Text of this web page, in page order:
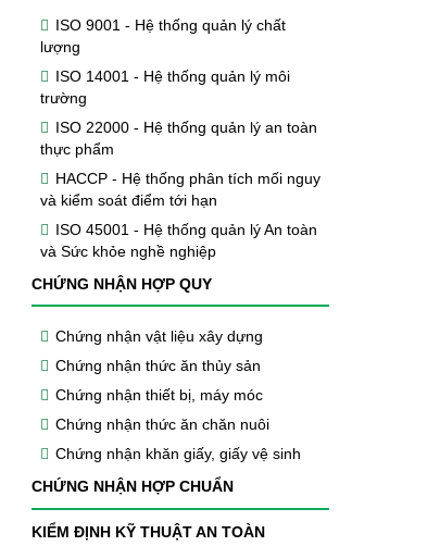
ISO 9001 - Hệ thống quản lý chất
lượng
ISO 14001 - Hệ thống quản lý môi
trường
ISO 22000 - Hệ thống quản lý an toàn
thực phẩm
HACCP - Hệ thống phân tích mối nguy
và kiểm soát điểm tới hạn
ISO 45001 - Hệ thống quản lý An toàn
và Sức khỏe nghề nghiệp
CHỨNG NHẬN HỢP QUY
Chứng nhận vật liệu xây dựng
Chứng nhận thức ăn thủy sản
Chứng nhận thiết bị, máy móc
Chứng nhận thức ăn chăn nuôi
Chứng nhận khăn giấy, giấy vệ sinh
CHỨNG NHẬN HỢP CHUẨN
KIỂM ĐỊNH KỸ THUẬT AN TOÀN